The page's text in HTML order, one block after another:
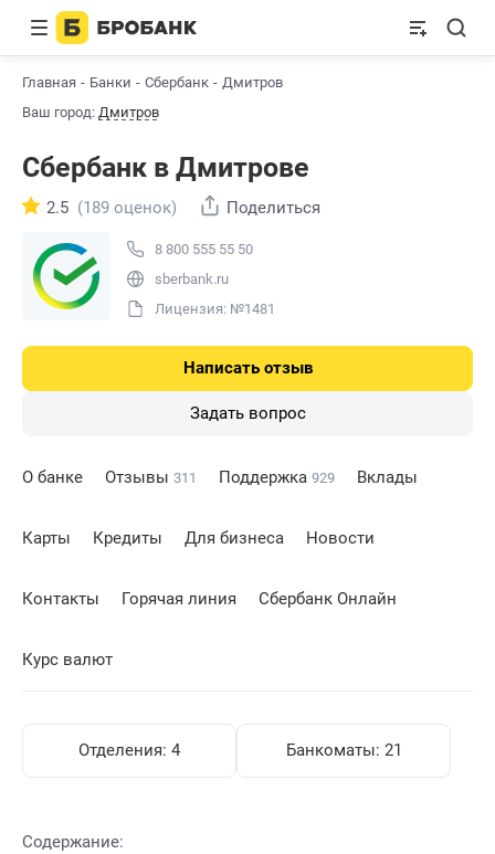
Главная Банки Сбербанк
Дмитров
Ваш город: Дмитров
Сбербанк в Дмитрове
8 800 555 55 50
sberbank.ru
Лицензия: №1481
2.5 (189 оценок) Поделиться
Написать отзыв
Задать вопрос
О банке Отзывы 311 Поддержка 929 Вклады
Карты Кредиты Для бизнеса Новости
Контакты Горячая линия Сбербанк Онлайн
Курс валют
Отделения: 4 Банкоматы: 21
Содержание: